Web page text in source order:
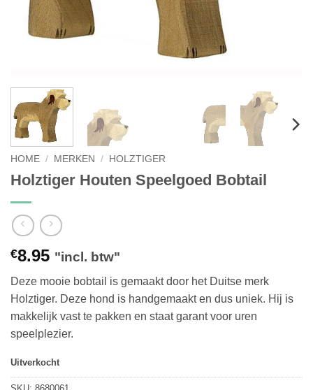
HOME / MERKEN / HOLZTIGER
Holztiger Houten Speelgoed Bobtail
€8.95 "incl. btw"
Deze mooie bobtail is gemaakt door het Duitse merk
Holztiger. Deze hond is handgemaakt en dus uniek. Hij is
makkelijk vast te pakken en staat garant voor uren
speelplezier.
Uitverkocht